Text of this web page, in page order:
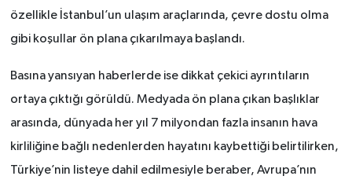
özellikle İstanbul’un ulaşım araçlarında, çevre dostu olma
gibi koşullar ön plana çıkarılmaya başlandı.
Basına yansıyan haberlerde ise dikkat çekici ayrıntıların
ortaya çıktığı görüldü. Medyada ön plana çıkan başlıklar
arasında, dünyada her yıl 7 milyondan fazla insanın hava
kirliliğine bağlı nedenlerden hayatını kaybettiği belirtilirken,
Türkiye’nin listeye dahil edilmesiyle beraber, Avrupa’nın
SİYASET
TEKNOLOJİ
Yerel